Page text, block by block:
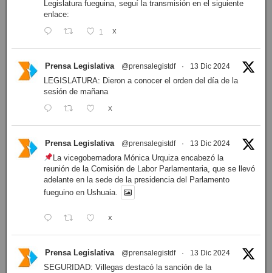
Legislatura fueguina, seguí la transmisión en el siguiente
enlace:
1 X
Prensa Legislativa @prensalegistdf · 13 Dic 2024
LEGISLATURA: Dieron a conocer el orden del día de la
sesión de mañana
X
Prensa Legislativa @prensalegistdf · 13 Dic 2024
La vicegobernadora Mónica Urquiza encabezó la
reunión de la Comisión de Labor Parlamentaria, que se llevó
adelante en la sede de la presidencia del Parlamento
fueguino en Ushuaia.
X
Prensa Legislativa @prensalegistdf · 13 Dic 2024
SEGURIDAD: Villegas destacó la sanción de la